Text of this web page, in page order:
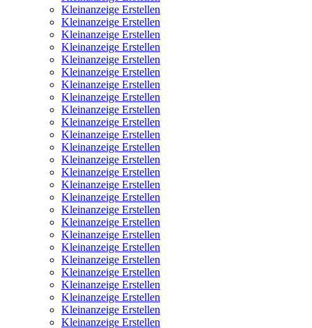
Kleinanzeige Erstellen
Kleinanzeige Erstellen
Kleinanzeige Erstellen
Kleinanzeige Erstellen
Kleinanzeige Erstellen
Kleinanzeige Erstellen
Kleinanzeige Erstellen
Kleinanzeige Erstellen
Kleinanzeige Erstellen
Kleinanzeige Erstellen
Kleinanzeige Erstellen
Kleinanzeige Erstellen
Kleinanzeige Erstellen
Kleinanzeige Erstellen
Kleinanzeige Erstellen
Kleinanzeige Erstellen
Kleinanzeige Erstellen
Kleinanzeige Erstellen
Kleinanzeige Erstellen
Kleinanzeige Erstellen
Kleinanzeige Erstellen
Kleinanzeige Erstellen
Kleinanzeige Erstellen
Kleinanzeige Erstellen
Kleinanzeige Erstellen
Kleinanzeige Erstellen